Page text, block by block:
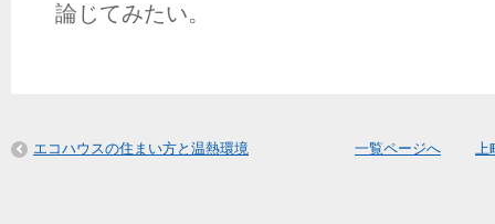
論じてみたい。
エコハウスの住まい方と温熱環境 一覧ページへ 上